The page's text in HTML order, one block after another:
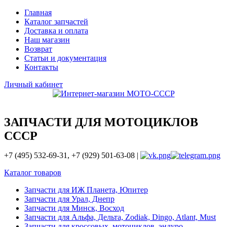
Главная
Каталог запчастей
Доставка и оплата
Наш магазин
Возврат
Статьи и документация
Контакты
Личный кабинет
ЗАПЧАСТИ ДЛЯ МОТОЦИКЛОВ
СССР
+7 (495) 532-69-31, +7 (929) 501-63-08 |
Каталог товаров
Запчасти для ИЖ Планета, Юпитер
Запчасти для Урал, Днепр
Запчасти для Минск, Восход
Запчасти для Альфа, Дельта, Zodiak, Dingo, Atlant, Must